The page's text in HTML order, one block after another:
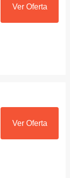
Ver Oferta
Ver Oferta